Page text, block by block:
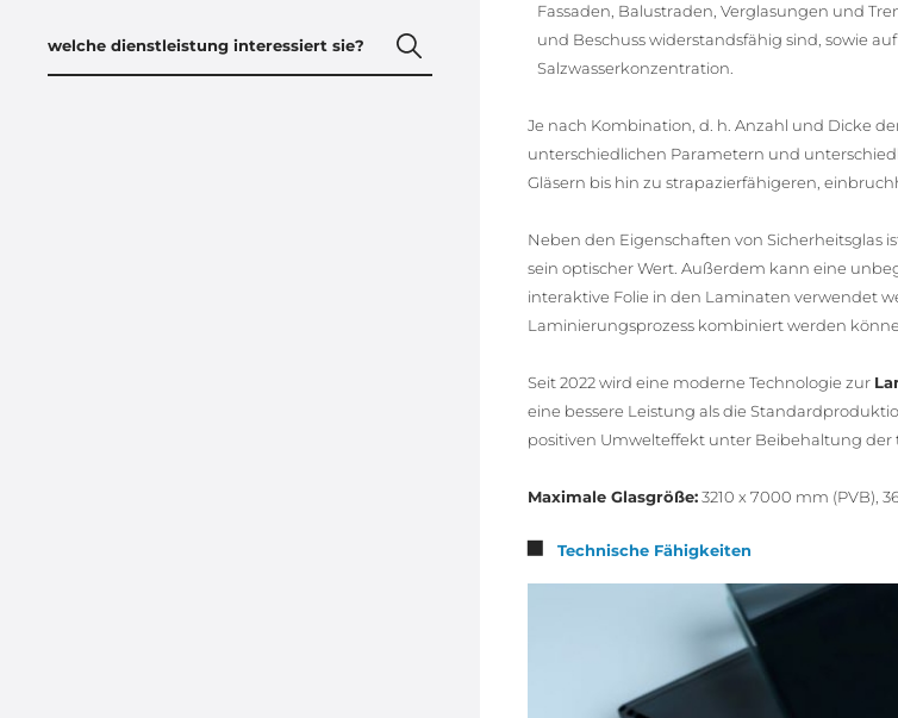
Fassaden, Balustraden, Verglasungen und
und Beschuss widerstandsfähig sind, sowie
Salzwasserkonzentration.
Je nach Kombination, d. h. Anzahl und Dicke
unterschiedlichen Parametern und
Gläsern bis hin zu strapazierfähigeren,
Neben den Eigenschaften von Sicherheitsglas
sein optischer Wert. Außerdem kann eine
interaktive Folie in den Laminaten verwendet
Laminierungsprozess kombiniert werden
Seit 2022 wird eine moderne Technologie zur
eine bessere Leistung als die
positiven Umwelteffekt unter Beibehaltung der
Maximale Glasgröße: 3210 x 7000 mm (PVB),
Technische Fähigkeiten